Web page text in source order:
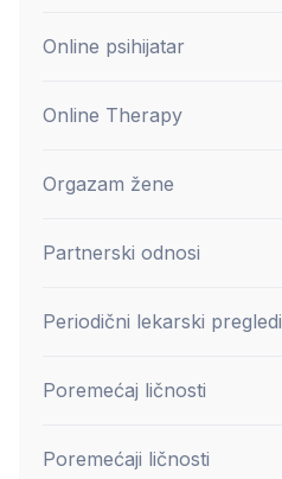
Online psihijatar
Online Therapy
Orgazam žene
Partnerski odnosi
Periodični lekarski pregledi
Poremećaj ličnosti
Poremećaji ličnosti